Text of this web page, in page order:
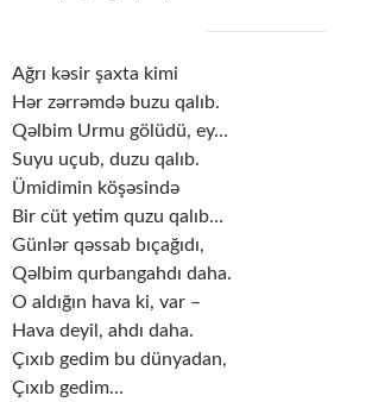
Ağrı kəsir şaxta kimi
Hər zərrəmdə buzu qalıb.
Qəlbim Urmu gölüdü, ey…
Suyu uçub, duzu qalıb.
Ümidimin köşəsində
Bir cüt yetim quzu qalıb…
Günlər qəssab bıçağıdı,
Qəlbim qurbangahdı daha.
O aldığın hava ki, var –
Hava deyil, ahdı daha.
Çıxıb gedim bu dünyadan,
Çıxıb gedim…